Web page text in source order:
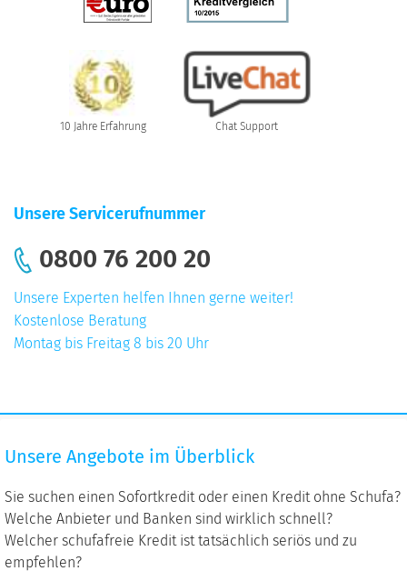
10 Jahre Erfahrung Chat Support
Unsere Servicerufnummer
0800 76 200 20
Unsere Experten helfen Ihnen gerne weiter!
Kostenlose Beratung
Montag bis Freitag 8 bis 20 Uhr
Angebote
Überblick
Unsere Angebote im Überblick
Sie suchen einen Sofortkredit oder einen Kredit ohne Schufa?
Welche Anbieter und Banken sind wirklich schnell?
Welcher schufafreie Kredit ist tatsächlich seriös und zu
empfehlen?